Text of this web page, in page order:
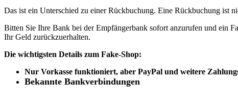
Das ist ein Unterschied zu einer Rückbuchung. Eine Rückbuchung ist
Bitten Sie Ihre Bank bei der Empfängerbank sofort anzurufen und ein
Ihr Geld zurückzuerhalten.
Die wichtigsten Details zum Fake-Shop:
Nur Vorkasse funktioniert, aber PayPal und weitere
Bekannte Bankverbindungen